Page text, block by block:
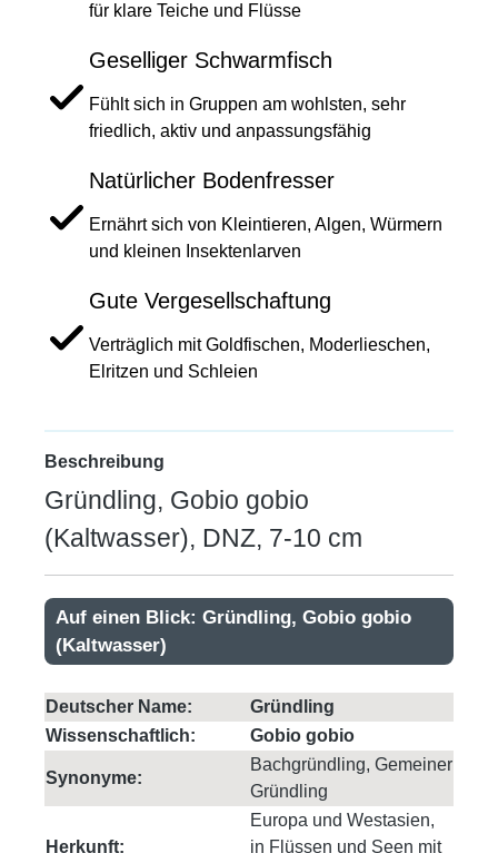
für klare Teiche und Flüsse
Geselliger Schwarmfisch
Fühlt sich in Gruppen am wohlsten, sehr
friedlich, aktiv und anpassungsfähig
Natürlicher Bodenfresser
Ernährt sich von Kleintieren, Algen, Würmern
und kleinen Insektenlarven
Gute Vergesellschaftung
Verträglich mit Goldfischen, Moderlieschen,
Elritzen und Schleien
Beschreibung
Gründling, Gobio gobio
(Kaltwasser), DNZ, 7-10 cm
Auf einen Blick: Gründling, Gobio gobio
(Kaltwasser)
Deutscher Name:
Gründling
Wissenschaftlich:
Gobio gobio
Synonyme:
Bachgründling, Gemeiner
Gründling
Herkunft:
Europa und Westasien,
in Flüssen und Seen mit